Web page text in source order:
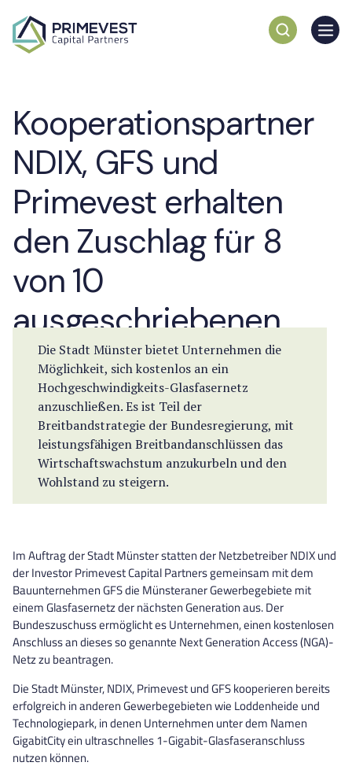
Kooperationspartner
NDIX, GFS und
Primevest erhalten
den Zuschlag für 8
von 10
ausgeschriebenen
Gewerbecluste
Die Stadt Münster bietet Unternehmen die
Möglichkeit, sich kostenlos an ein
Hochgeschwindigkeits-Glasfasernetz
anzuschließen. Es ist Teil der
Breitbandstrategie der Bundesregierung, mit
leistungsfähigen Breitbandanschlüssen das
Wirtschaftswachstum anzukurbeln und den
Wohlstand zu steigern.
Im Auftrag der Stadt Münster statten der Netzbetreiber NDIX und
der Investor Primevest Capital Partners gemeinsam mit dem
Bauunternehmen GFS die Münsteraner Gewerbegebiete mit
einem Glasfasernetz der nächsten Generation aus. Der
Bundeszuschuss ermöglicht es Unternehmen, einen kostenlosen
Anschluss an dieses so genannte Next Generation Access (NGA)-
Netz zu beantragen.
Die Stadt Münster, NDIX, Primevest und GFS kooperieren bereits
erfolgreich in anderen Gewerbegebieten wie Loddenheide und
Technologiepark, in denen Unternehmen unter dem Namen
GigabitCity ein ultraschnelles 1-Gigabit-Glasfaseranschluss
nutzen können.